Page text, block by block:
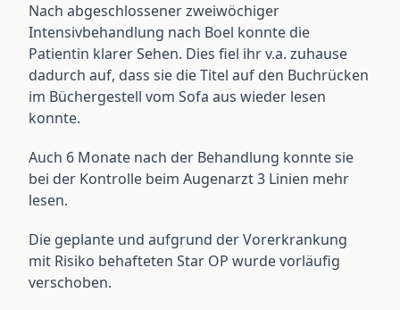
Nach abgeschlossener zweiwöchiger
Intensivbehandlung nach Boel konnte die
Patientin klarer Sehen. Dies fiel ihr v.a. zuhause
dadurch auf, dass sie die Titel auf den Buchrücken
im Büchergestell vom Sofa aus wieder lesen
konnte.
Auch 6 Monate nach der Behandlung konnte sie
bei der Kontrolle beim Augenarzt 3 Linien mehr
lesen.
Die geplante und aufgrund der Vorerkrankung
mit Risiko behafteten Star OP wurde vorläufig
verschoben.